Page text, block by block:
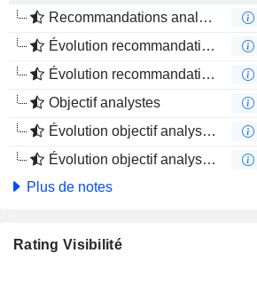
Recommandations analystes
Évolution recommandations analystes 1 an
Évolution recommandations analystes 4 mois
Objectif analystes
Évolution objectif analystes 1 an
Évolution objectif analystes 4 mois
Plus de notes
Rating Visibilité